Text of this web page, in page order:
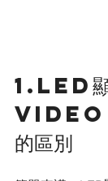
1.LED
Video
的區別